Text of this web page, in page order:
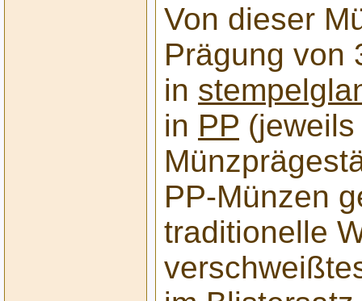
Von dieser
Prägung von
in
in PP
PP-Münzen
traditionelle